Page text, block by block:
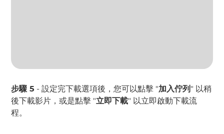
步驟 5 - 設定完下載選項後，您可以點擊 "加入佇列 " 以稍
後下載影片，或是點擊 "立即下載" 以立即啟動下載流
程。